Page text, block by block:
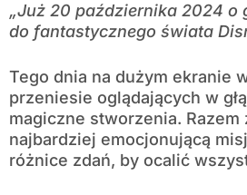
„Już 20 października 2024 o
do fantastycznego świata
Tego dnia na dużym ekranie
przeniesie oglądających w
magiczne stworzenia. Razem
najbardziej emocjonującą
różnice zdań, by ocalić